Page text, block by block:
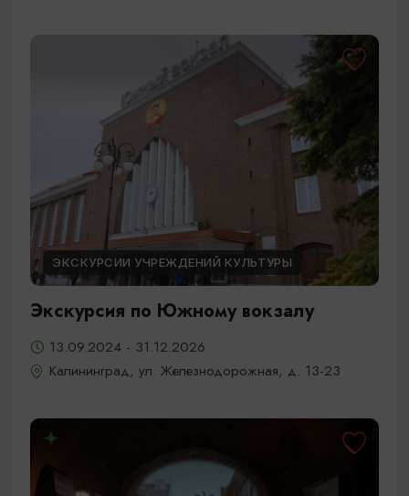
ЭКСКУРСИИ УЧРЕЖДЕНИЙ КУЛЬТУРЫ
Экскурсия по Южному вокзалу
13.09.2024 - 31.12.2026
Калининград, ул. Железнодорожная, д. 13-23